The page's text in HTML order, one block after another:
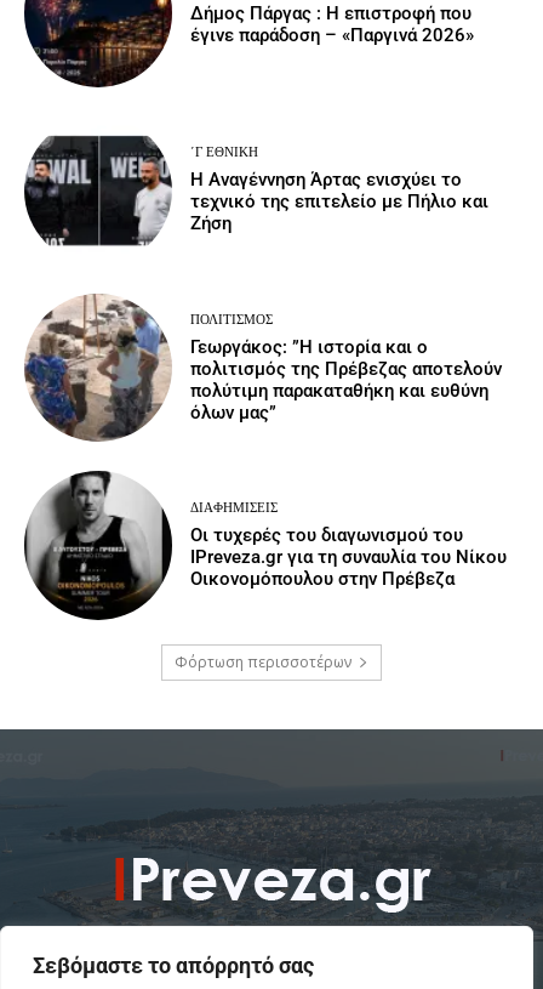
Σεβόμαστε το απόρρητό σας
Δήμος Πάργας : Η επιστροφή που
έγινε παράδοση – «Παργινά 2026»
΄Γ ΕΘΝΙΚΉ
Η Αναγέννηση Άρτας ενισχύει το
τεχνικό της επιτελείο με Πήλιο και
Ζήση
ΠΟΛΙΤΙΣΜΌΣ
Γεωργάκος: ”Η ιστορία και ο
πολιτισμός της Πρέβεζας αποτελούν
πολύτιμη παρακαταθήκη και ευθύνη
όλων μας”
ΔΙΑΦΗΜΊΣΕΙΣ
Οι τυχερές του διαγωνισμού του
IPreveza.gr για τη συναυλία του Νίκου
Οικονομόπουλου στην Πρέβεζα
Φόρτωση περισσοτέρων